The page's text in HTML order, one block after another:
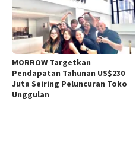
MORROW Targetkan
Pendapatan Tahunan US$230
Juta Seiring Peluncuran Toko
Unggulan